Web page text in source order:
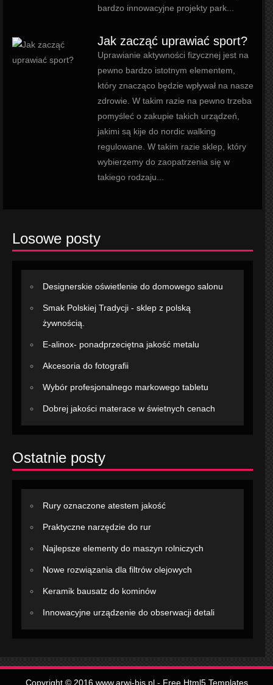
bardzo innowacyjne projekty park...
Jak zacząć uprawiać sport?
Uprawianie aktywności fizycznej jest na
pewno bardzo istotnym elementem,
który znacząco będzie wpływał na nasze
zdrowie. W takim razie na pewno trzeba
pomyśleć o zakupie takich urządzeń,
jakimi są kije do nordic walking
regulowane. W takim razie sklep, który
wybierzemy do zaopatrzenia się w
takiego rodzaju...
Losowe posty
Designerskie oświetlenie do domowego salonu
Smak Polskiej Tradycji - sklep z polską
żywnością.
E-alinox- ponadprzeciętna jakość metalu
Akcesoria do fotografii
Wybór profesjonalnego markowego tabletu
Dobrej jakości materace w świetnych cenach
Ostatnie posty
Rury oznaczone atestem jakość
Praktyczne narzędzie do rur
Najlepsze elementy do maszyn rolniczych
Nowe rozwiązania dla filtrów olejowych
Keramik bausatz do kominów
Innowacyjne urządzenie do obserwacji detali
Copyright © 2016 www.arwi-bis.pl - Free Html5 Templates